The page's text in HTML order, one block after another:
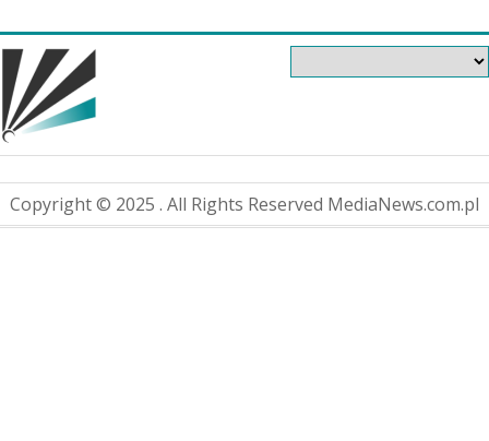
Copyright © 2025 . All Rights Reserved MediaNews.com.pl